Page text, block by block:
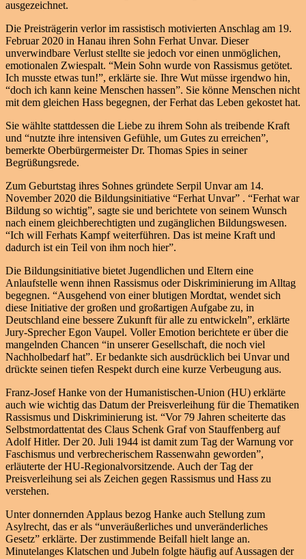
ausgezeichnet.
Die Preisträgerin verlor im rassistisch motivierten Anschlag am 19.
Februar 2020 in Hanau ihren Sohn Ferhat Unvar. Dieser
unverwindbare Verlust stellte sie jedoch vor einen unmöglichen,
emotionalen Zwiespalt. “Mein Sohn wurde von Rassismus getötet.
Ich musste etwas tun!”, erklärte sie. Ihre Wut müsse irgendwo hin,
“doch ich kann keine Menschen hassen”. Sie könne Menschen nicht
mit dem gleichen Hass begegnen, der Ferhat das Leben gekostet hat.
Sie wählte stattdessen die Liebe zu ihrem Sohn als treibende Kraft
und “nutzte ihre intensiven Gefühle, um Gutes zu erreichen”,
bemerkte Oberbürgermeister Dr. Thomas Spies in seiner
Begrüßungsrede.
Zum Geburtstag ihres Sohnes gründete Serpil Unvar am 14.
November 2020 die Bildungsinitiative “Ferhat Unvar” . “Ferhat war
Bildung so wichtig”, sagte sie und berichtete von seinem Wunsch
nach einem gleichberechtigten und zugänglichen Bildungswesen.
“Ich will Ferhats Kampf weiterführen. Das ist meine Kraft und
dadurch ist ein Teil von ihm noch hier”.
Die Bildungsinitiative bietet Jugendlichen und Eltern eine
Anlaufstelle wenn ihnen Rassismus oder Diskriminierung im Alltag
begegnen. “Ausgehend von einer blutigen Mordtat, wendet sich
diese Initiative der großen und großartigen Aufgabe zu, in
Deutschland eine bessere Zukunft für alle zu entwickeln”, erklärte
Jury-Sprecher Egon Vaupel. Voller Emotion berichtete er über die
mangelnden Chancen “in unserer Gesellschaft, die noch viel
Nachholbedarf hat”. Er bedankte sich ausdrücklich bei Unvar und
drückte seinen tiefen Respekt durch eine kurze Verbeugung aus.
Franz-Josef Hanke von der Humanistischen-Union (HU) erklärte
auch wie wichtig das Datum der Preisverleihung für die Thematiken
Rassismus und Diskriminierung ist. “Vor 79 Jahren scheiterte das
Selbstmordattentat des Claus Schenk Graf von Stauffenberg auf
Adolf Hitler. Der 20. Juli 1944 ist damit zum Tag der Warnung vor
Faschismus und verbrecherischem Rassenwahn geworden”,
erläuterte der HU-Regionalvorsitzende. Auch der Tag der
Preisverleihung sei als Zeichen gegen Rassismus und Hass zu
verstehen.
Unter donnernden Applaus bezog Hanke auch Stellung zum
Asylrecht, das er als “unveräußerliches und unveränderliches
Gesetz” erklärte. Der zustimmende Beifall hielt lange an.
Minutelanges Klatschen und Jubeln folgte häufig auf Aussagen der